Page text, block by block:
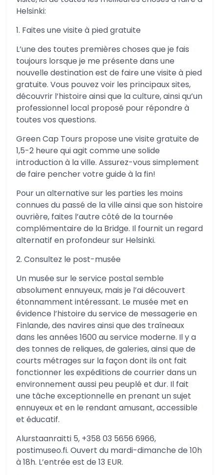
Helsinki:
1. Faites une visite à pied gratuite
L’une des toutes premières choses que je fais
toujours lorsque je me présente dans une
nouvelle destination est de faire une visite à pied
gratuite. Vous pouvez voir les principaux sites,
découvrir l’histoire ainsi que la culture, ainsi qu’un
professionnel local proposé pour répondre à
toutes vos questions.
Green Cap Tours propose une visite gratuite de
1,5-2 heure qui agit comme une solide
introduction à la ville. Assurez-vous simplement
de faire pencher votre guide à la fin!
Pour un alternative sur les parties les moins
connues du passé de la ville ainsi que son histoire
ouvrière, faites l’autre côté de la tournée
complémentaire de la Bridge. Il fournit un regard
alternatif en profondeur sur Helsinki.
2. Consultez le post-musée
Un musée sur le service postal semble
absolument ennuyeux, mais je l’ai découvert
étonnamment intéressant. Le musée met en
évidence l’histoire du service de messagerie en
Finlande, des navires ainsi que des traîneaux
dans les années 1600 au service moderne. Il y a
des tonnes de reliques, de galeries, ainsi que de
courts métrages sur la façon dont ils ont fait
fonctionner les expéditions de courrier dans un
environnement aussi peu peuplé et dur. Il fait
une tâche exceptionnelle en prenant un sujet
ennuyeux et en le rendant amusant, accessible
et éducatif.
Alurstaanraitti 5, +358 03 5656 6966,
postimuseo.fi. Ouvert du mardi-dimanche de 10h
à 18h. L’entrée est de 13 EUR.